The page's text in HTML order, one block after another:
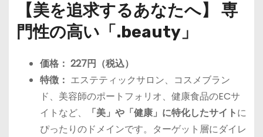
【美を追求するあなたへ】 専
門性の高い「.beauty」
価格： 227円（税込）
特徴： エステティックサロン、コスメブラン
ド、美容師のポートフォリオ、健康食品のECサ
イトなど、
「美」や「健康」に特化したサイトに
ぴったりのドメインです。ターゲット層にダイレ